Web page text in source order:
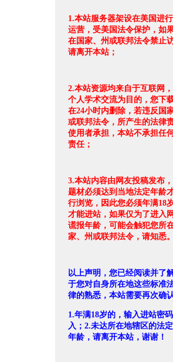
1.本站服务器架设在美国进
运营，受美国法令保护，如
在国家、州或联邦法令禁止
请离开本站；
2.本站资源均来自于互联网
个人学术交流为目的，您下
在24小时内删除，若违反国
或联邦法令，所产生的法律
使用者承担，本站不承担任
责任；
3.本站内容由网友投稿发布
题材必须达到当地法定年龄
行浏览，因此您必须年满18
才能进站，如果仅为了进入
谎报年龄，可能会触犯您所
家、州或联邦法令，请知悉。
以上声明，您已经阅读并了
于您对自身所在地这些标准
律的熟悉，本站需要再次确
1.年满18岁的，输入进站密
入；2.未达所在地辖区的法
年龄，请离开本站，谢谢！